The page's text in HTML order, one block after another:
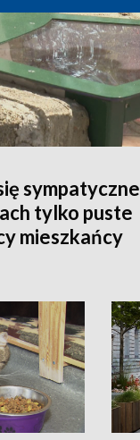
sympatyczne
tylko puste
mieszkańcy